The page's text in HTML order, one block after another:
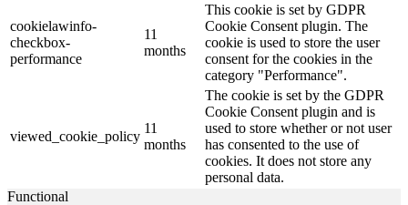
cookielawinfo-
checkbox-
performance
11
months
This cookie is set by GDPR
Cookie Consent plugin. The
cookie is used to store the user
consent for the cookies in the
category "Performance".
viewed_cookie_policy
11
months
The cookie is set by the GDPR
Cookie Consent plugin and is
used to store whether or not user
has consented to the use of
cookies. It does not store any
personal data.
Functional